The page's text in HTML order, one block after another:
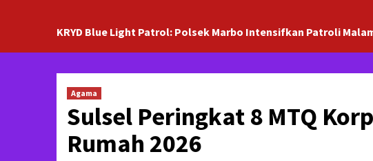
KRYD Blue Light Patrol: Polsek Marbo Intensifkan Patroli
Agama
Sulsel Peringkat 8 MTQ
Rumah 2026